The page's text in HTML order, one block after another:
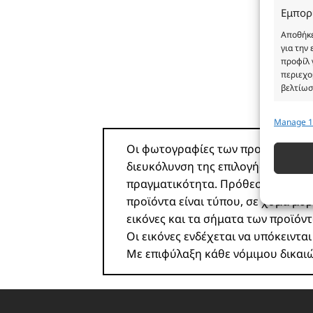
για την
προφίλ
που
Manage
Οι φωτογραφίες των προϊόντων
διευκόλυνση της επιλογής σας.
πραγματικότητα. Πρόθεση της
προϊόντα είναι τύπου, σε χύμα
εικόνες και τα σήματα των
Οι εικόνες ενδέχεται να
Με επιφύλαξη κάθε νόμιμου